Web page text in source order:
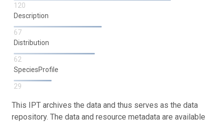
120
Description
67
Distribution
62
SpeciesProfile
29
This IPT archives the data and thus serves as the data
repository. The data and resource metadata are available